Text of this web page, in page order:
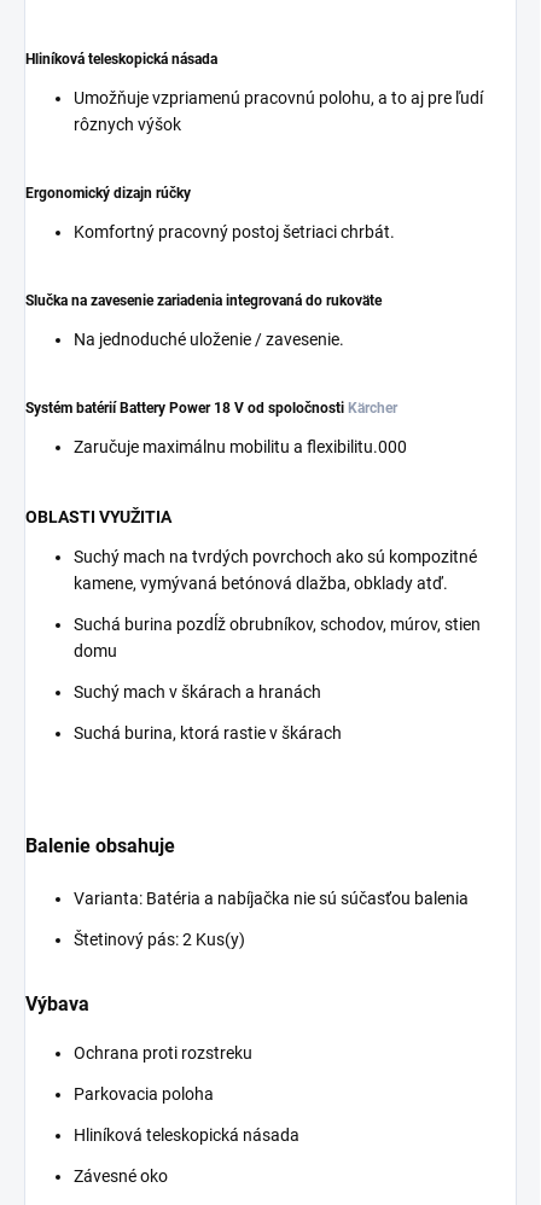
Hliníková teleskopická násada
Umožňuje vzpriamenú pracovnú polohu, a to aj pre ľudí
rôznych výšok
Ergonomický dizajn rúčky
Komfortný pracovný postoj šetriaci chrbát.
Slučka na zavesenie zariadenia integrovaná do rukoväte
Na jednoduché uloženie / zavesenie.
Systém batérií Battery Power 18 V od spoločnosti Kärcher
Zaručuje maximálnu mobilitu a flexibilitu.000
OBLASTI VYUŽITIA
Suchý mach na tvrdých povrchoch ako sú kompozitné
kamene, vymývaná betónová dlažba, obklady atď.
Suchá burina pozdĺž obrubníkov, schodov, múrov, stien
domu
Suchý mach v škárach a hranách
Suchá burina, ktorá rastie v škárach
Balenie obsahuje
Varianta: Batéria a nabíjačka nie sú súčasťou balenia
Štetinový pás: 2 Kus(y)
Výbava
Ochrana proti rozstreku
Parkovacia poloha
Hliníková teleskopická násada
Závesné oko